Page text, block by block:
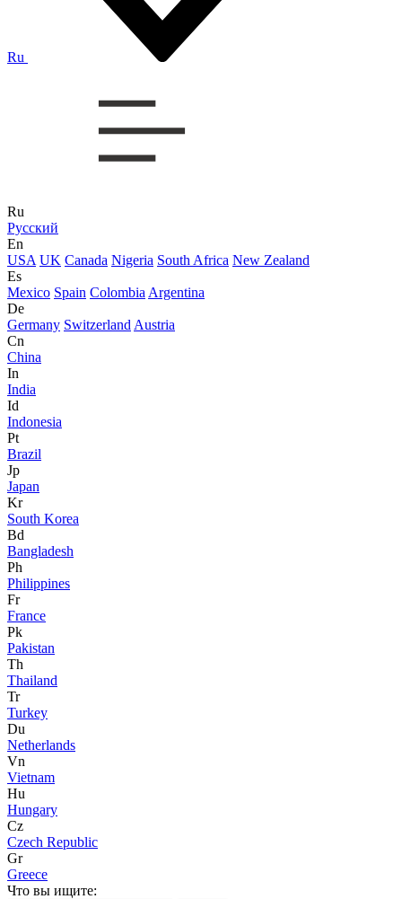
Ru
Ru
Русский
En
USA UK Canada Nigeria South Africa New Zealand
Es
Mexico Spain Colombia Argentina
De
Germany Switzerland Austria
Cn
China
In
India
Id
Indonesia
Pt
Brazil
Jp
Japan
Kr
South Korea
Bd
Bangladesh
Ph
Philippines
Fr
France
Pk
Pakistan
Th
Thailand
Tr
Turkey
Du
Netherlands
Vn
Vietnam
Hu
Hungary
Cz
Czech Republic
Gr
Greece
Что вы ищите: